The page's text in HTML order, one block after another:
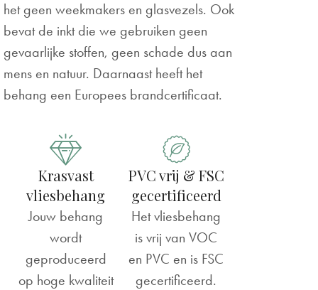
het geen weekmakers en glasvezels. Ook
bevat de inkt die we gebruiken geen
gevaarlijke stoffen, geen schade dus aan
mens en natuur. Daarnaast heeft het
behang een Europees brandcertificaat.
Krasvast
vliesbehang
Jouw behang
wordt
geproduceerd
op hoge kwaliteit
PVC vrij & FSC
gecertificeerd
Het vliesbehang
is vrij van VOC
en PVC en is FSC
gecertificeerd.